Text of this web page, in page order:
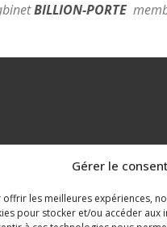
Gérer le
offrir les meilleures expériences,
pour stocker et/ou accéder aux
BILLION-PORTE